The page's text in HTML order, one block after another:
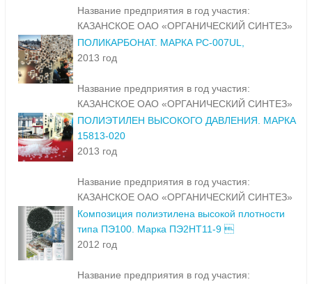
Название предприятия в год участия:
КАЗАНСКОЕ ОАО «ОРГАНИЧЕСКИЙ СИНТЕЗ»
ПОЛИКАРБОНАТ. МАРКА PC-007UL,
2013 год
Название предприятия в год участия:
КАЗАНСКОЕ ОАО «ОРГАНИЧЕСКИЙ СИНТЕЗ»
ПОЛИЭТИЛЕН ВЫСОКОГО ДАВЛЕНИЯ. МАРКА
15813-020
2013 год
Название предприятия в год участия:
КАЗАНСКОЕ ОАО «ОРГАНИЧЕСКИЙ СИНТЕЗ»
Композиция полиэтилена высокой плотности
типа ПЭ100. Марка ПЭ2НТ11-9 
2012 год
Название предприятия в год участия: